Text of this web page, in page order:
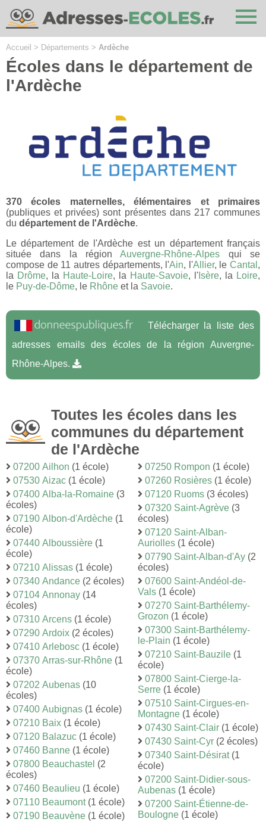
Accueil > Départements > Ardèche
Écoles dans le département de
l'Ardèche
370 écoles maternelles, élémentaires et primaires
(publiques et privées) sont présentes dans 217 communes
du département de l'Ardèche.
Le département de l'Ardèche est un département français
située dans la régionAuvergne-Rhône-Alpes qui se
compose de 11 autres départements, l'Ain, l'Allier, le Cantal ,
la Drôme, la Haute-Loire, la Haute-Savoie, l' Isère, la Loire,
le Puy-de-Dôme, le Rhône et la Savoie.
Télécharger la liste des
adresses emails des écoles de la région Auvergne-
Rhône-Alpes.
Toutes les écoles dans les
communes du département
de l'Ardèche
07200 Ailhon (1 école)
07530 Aizac (1 école)
07400 Alba-la-Romaine (3
écoles)
07190 Albon-d'Ardèche (1
école)
07440 Alboussière (1
école)
07210 Alissas (1 école)
07340 Andance (2 écoles)
07104 Annonay (14
écoles)
07310 Arcens (1 école)
07290 Ardoix (2 écoles)
07410 Arlebosc (1 école)
07370 Arras-sur-Rhône (1
école)
07202 Aubenas (10
écoles)
07400 Aubignas (1 école)
07210 Baix (1 école)
07120 Balazuc (1 école)
07460 Banne (1 école)
07800 Beauchastel (2
écoles)
07460 Beaulieu (1 école)
07110 Beaumont(1 école)
07190 Beauvène (1 école)
07250 Rompon (1 école)
07260 Rosières (1 école)
07120 Ruoms (3 écoles)
07320 Saint-Agrève (3
écoles)
07120 Saint-Alban-
Auriolles (1 école)
07790 Saint-Alban-d'Ay (2
écoles)
07600 Saint-Andéol-de-
Vals (1 école)
07270 Saint-Barthélemy-
Grozon (1 école)
07300 Saint-Barthélemy-
le-Plain (1 école)
07210 Saint-Bauzile (1
école)
07800 Saint-Cierge-la-
Serre (1 école)
07510 Saint-Cirgues-en-
Montagne (1 école)
07430 Saint-Clair (1 école)
07430 Saint-Cyr (2 écoles)
07340 Saint-Désirat(1
école)
07200 Saint-Didier-sous-
Aubenas (1 école)
07200 Saint-Étienne-de-
Boulogne (1 école)